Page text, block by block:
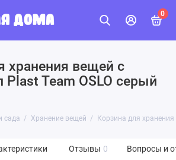
0
хранения вещей с
Team OSLO серый
сада Хранение вещей Корзина для
Отзывы 0 Вопросы и